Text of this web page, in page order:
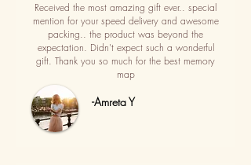
Received the most amazing gift ever.. special
mention for your speed delivery and awesome
packing.. the product was beyond the
expectation. Didn't expect such a wonderful
gift. Thank you so much for the best memory
map
-Amreta Y